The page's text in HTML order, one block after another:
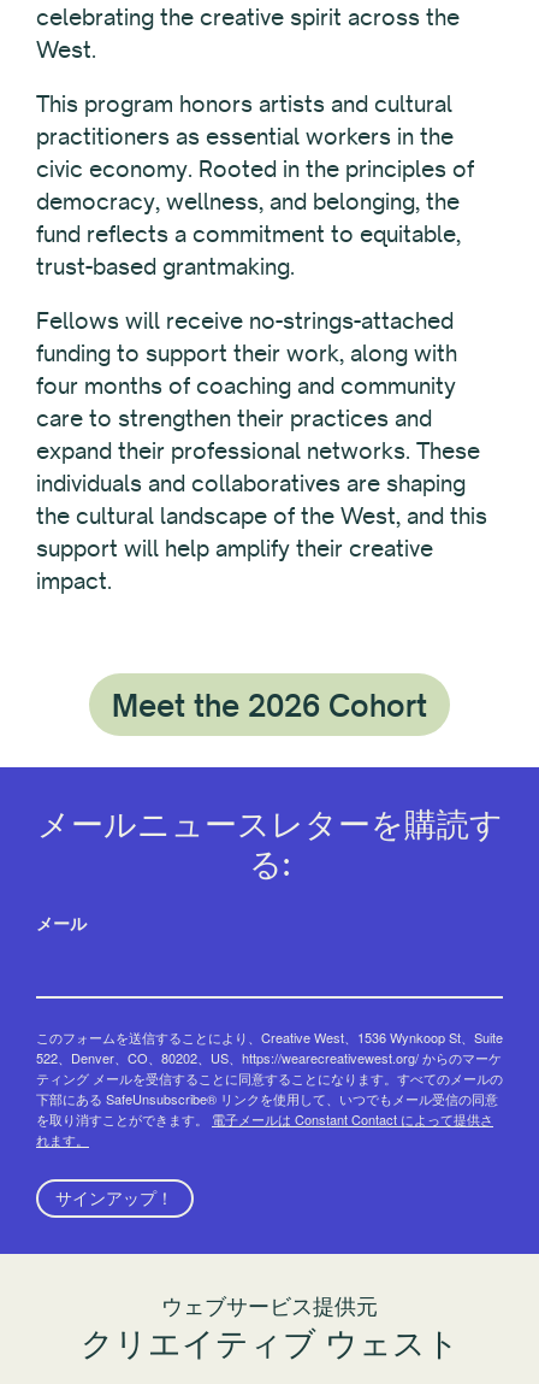
celebrating the creative spirit across the
West.
This program honors artists and cultural
practitioners as essential workers in the
civic economy. Rooted in the principles of
democracy, wellness, and belonging, the
fund reflects a commitment to equitable,
trust-based grantmaking.
Fellows will receive no-strings-attached
funding to support their work, along with
four months of coaching and community
care to strengthen their practices and
expand their professional networks. These
individuals and collaboratives are shaping
the cultural landscape of the West, and this
support will help amplify their creative
impact.
Meet the 2026 Cohort
メールニュースレターを購読す
る:
メール
このフォームを送信することにより、Creative West、1536 Wynkoop St、Suite
522、Denver、CO、80202、US、https://wearecreativewest.org/ からのマーケ
ティング メールを受信することに同意することになります。すべてのメールの
下部にある SafeUnsubscribe® リンクを使用して、いつでもメール受信の同意
を取り消すことができます。 電子メールは Constant Contact によって提供さ
れます。
サインアップ！
ウェブサービス提供元
クリエイティブ ウェスト